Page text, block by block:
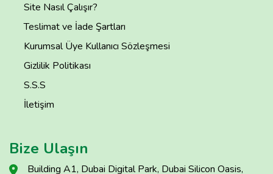
Site Nasıl Çalışır?
Teslimat ve İade Şartları
Kurumsal Üye Kullanıcı Sözleşmesi
Gizlilik Politikası
S.S.S
İletişim
Bize Ulaşın
Building A1, Dubai Digital Park, Dubai Silicon Oasis,